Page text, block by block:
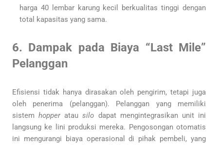
harga 40 lembar karung kecil berkualitas tinggi dengan
total kapasitas yang sama.
6. Dampak pada Biaya “Last Mile”
Pelanggan
Efisiensi tidak hanya dirasakan oleh pengirim, tetapi juga
oleh penerima (pelanggan). Pelanggan yang memiliki
sistemhopperatausilo dapat mengintegrasikan unit ini
langsung ke lini produksi mereka. Pengosongan otomatis
ini mengurangi biaya operasional di pihak pembeli, yang